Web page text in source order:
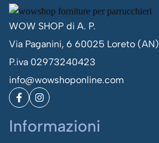
WOW SHOP di A. P.
Via Paganini, 6 60025 Loreto (AN)
P.iva 02973240423
info@wowshoponline.com
Informazioni